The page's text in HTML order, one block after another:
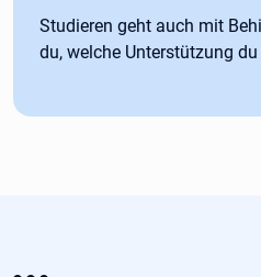
Studieren geht auch mit
du, welche Unterstützung